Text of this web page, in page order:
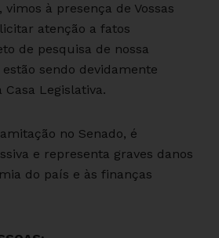
à presença de Vossas
atenção a fatos
de pesquisa de nossa
sendo devidamente
Casa Legislativa.
no Senado, é
e representa graves danos
do país e às finanças